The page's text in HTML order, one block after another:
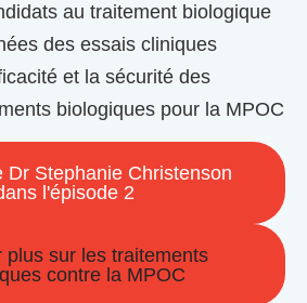
au traitement biologique
des essais cliniques
et la sécurité des
biologiques pour la MPOC
Dr Stephanie Christenson
l'épisode 2
plus sur les traitements
contre la MPOC